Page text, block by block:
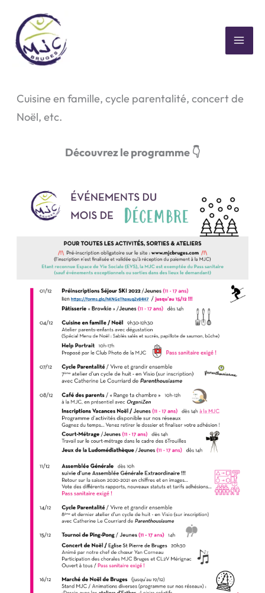
contenu
👀 En décembre à la MJC 🎄
Cuisine en famille, cycle parentalité, concert de
Noël, etc.
Découvrez le programme 👇